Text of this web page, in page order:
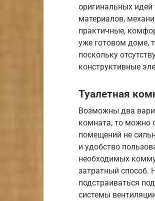
оригинальных идей
материалов,
практичные,
уже готовом доме,
поскольку
конструктивные
Туалетная
Возможны два
комната, то можно
помещений не
и удобство
необходимых
затратный способ.
подстраиваться
системы